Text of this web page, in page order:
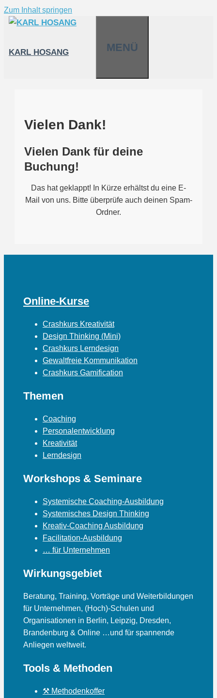
Zum Inhalt springen
KARL HOSANG MENÜ
Vielen Dank!
Vielen Dank für deine
Buchung!
Das hat geklappt! In Kürze erhältst du eine E-
Mail von uns. Bitte überprüfe auch deinen Spam-
Ordner.
Online-Kurse
Crashkurs Kreativität
Design Thinking (Mini)
Crashkurs Lerndesign
Gewaltfreie Kommunikation
Crashkurs Gamification
Themen
Coaching
Personalentwicklung
Kreativität
Lerndesign
Workshops & Seminare
Systemische Coaching-Ausbildung
Systemisches Design Thinking
Kreativ-Coaching Ausbildung
Facilitation-Ausbildung
… für Unternehmen
Wirkungsgebiet
Beratung, Training, Vorträge und Weiterbildungen
für Unternehmen, (Hoch)-Schulen und
Organisationen in Berlin, Leipzig, Dresden,
Brandenburg & Online …und für spannende
Anliegen weltweit.
Tools & Methoden
⚒ Methodenkoffer